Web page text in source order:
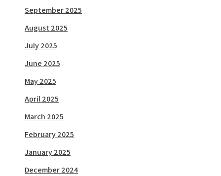
September 2025
August 2025
July 2025
June 2025
May 2025
April 2025
March 2025
February 2025
January 2025
December 2024